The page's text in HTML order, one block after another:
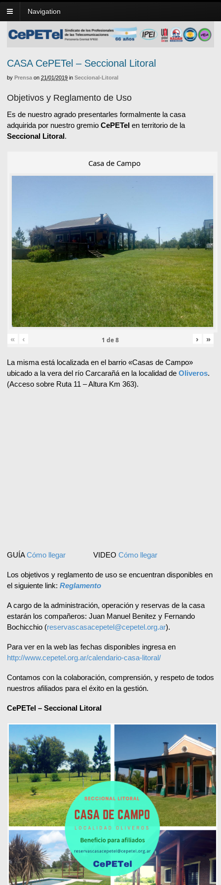
Navigation
CASA CePETel – Seccional Litoral
by Prensa on 21/01/2019 in Seccional-Litoral
Objetivos y Reglamento de Uso
Es de nuestro agrado presentarles formalmente la casa
adquirida por nuestro gremio CePETel en territorio de la
Seccional Litoral.
Casa de Campo
« ‹ 1 de8 › »
La misma está localizada en el barrio «Casas de Campo»
ubicado a la vera del río Carcarañá en la localidad de Oliveros.
(Acceso sobre Ruta 11 – Altura Km 363).
GUÍACómo llegar VIDEO Cómo llegar
Los objetivos y reglamento de uso se encuentran disponibles en
el siguiente link: Reglamento
A cargo de la administración, operación y reservas de la casa
estarán los compañeros: Juan Manuel Benitez y Fernando
Bochicchio (reservascasacepetel@cepetel.org.ar).
Para ver en la web las fechas disponibles ingresa en
http://www.cepetel.org.ar/calendario-casa-litoral/
Contamos con la colaboración, comprensión, y respeto de todos
nuestros afiliados para el éxito en la gestión.
CePETel – Seccional Litoral